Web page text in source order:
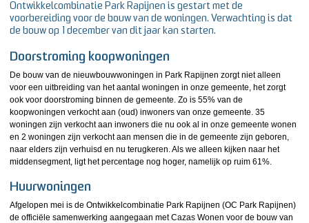
Ontwikkelcombinatie Park Rapijnen is gestart met de
voorbereiding voor de bouw van de woningen. Verwachting is dat
de bouw op 1 december van dit jaar kan starten.
Doorstroming koopwoningen
De bouw van de nieuwbouwwoningen in Park Rapijnen zorgt niet alleen
voor een uitbreiding van het aantal woningen in onze gemeente, het zorgt
ook voor doorstroming binnen de gemeente. Zo is 55% van de
koopwoningen verkocht aan (oud) inwoners van onze gemeente. 35
woningen zijn verkocht aan inwoners die nu ook al in onze gemeente wonen
en 2 woningen zijn verkocht aan mensen die in de gemeente zijn geboren,
naar elders zijn verhuisd en nu terugkeren. Als we alleen kijken naar het
middensegment, ligt het percentage nog hoger, namelijk op ruim 61%.
Huurwoningen
Afgelopen mei is de Ontwikkelcombinatie Park Rapijnen (OC Park Rapijnen)
de officiële samenwerking aangegaan met Cazas Wonen voor de bouw van